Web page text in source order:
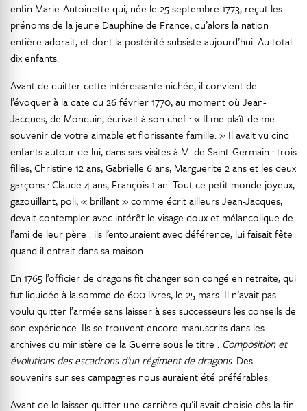
enfin Marie-Antoinette qui, née le 25 septembre 1773, reçut les
prénoms de la jeune Dauphine de France, qu’alors la nation
entière adorait, et dont la postérité subsiste aujourd’hui. Au total
dix enfants.
Avant de quitter cette intéressante nichée, il convient de
l’évoquer à la date du 26 février 1770, au moment où Jean-
Jacques, de Monquin, écrivait à son chef : « Il me plaît de me
souvenir de votre aimable et florissante famille. » Il avait vu cinq
enfants autour de lui, dans ses visites à M. de Saint-Germain : trois
filles, Christine 12 ans, Gabrielle 6 ans, Marguerite 2 ans et les deux
garçons : Claude 4 ans, François 1 an. Tout ce petit monde joyeux,
gazouillant, poli, « brillant » comme écrit ailleurs Jean-Jacques,
devait contempler avec intérêt le visage doux et mélancolique de
l’ami de leur père : ils l’entouraient avec déférence, lui faisait fête
quand il entrait dans sa maison…
En 1765 l’officier de dragons fit changer son congé en retraite, qui
fut liquidée à la somme de 600 livres, le 25 mars. Il n’avait pas
voulu quitter l’armée sans laisser à ses successeurs les conseils de
son expérience. Ils se trouvent encore manuscrits dans les
archives du ministère de la Guerre sous le titre : Composition et
évolutions des escadrons d’un régiment de dragons. Des
souvenirs sur ses campagnes nous auraient été préférables.
Avant de le laisser quitter une carrière qu’il avait choisie dès la fin